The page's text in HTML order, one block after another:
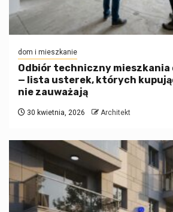
dom i mieszkanie
Odbiór techniczny mieszkania
— lista usterek, których
nie zauważają
30 kwietnia, 2026 Architekt